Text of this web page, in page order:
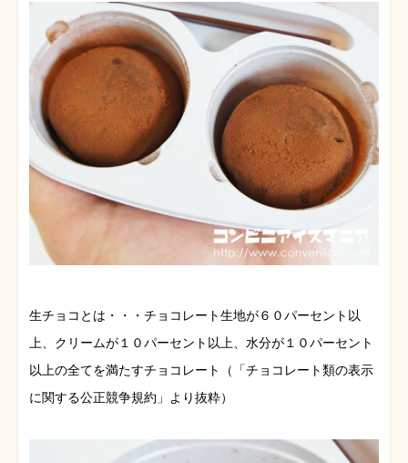
生チョコとは・・・チョコレート生地が６０パーセント以
上、クリームが１０パーセント以上、水分が１０パーセント
以上の全てを満たすチョコレート（「チョコレート類の表示
に関する公正競争規約」より抜粋）